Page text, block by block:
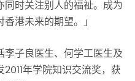
同时关注别人的福祉。成为
港未来的期望。」
李子良医生、何学工医生及
年学院知识交流奖，获